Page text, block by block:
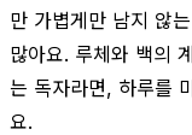
만 가볍게만 남지 않
많아요. 루체와 백의
는 독자라면, 하루를
요.